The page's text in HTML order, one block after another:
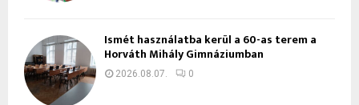
Ismét használatba kerül a 60-as terem a
Horváth Mihály Gimnáziumban
2026.08.07. 0